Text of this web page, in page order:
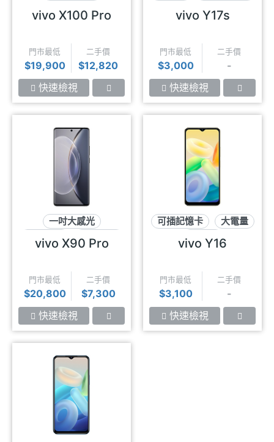
專業人像
蔡司影像
vivo X100 Pro
門市最低
$19,900
二手價
$12,820
快速檢視
防潑水
vivo Y17s
門市最低
$3,000
二手價
-
快速檢視
一吋大感光
超級快充
蔡司影像
vivo X90 Pro
門市最低
$20,800
二手價
$7,300
快速檢視
可插記憶卡
大電量
大螢幕
vivo Y16
門市最低
$3,100
二手價
-
快速檢視